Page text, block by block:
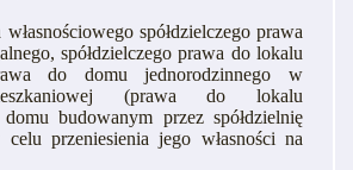
spółdzielczego prawa
spółdzielczego prawa do lokalu
do domu jednorodzinnego w
(prawa do lokalu
budowanym przez spółdzielnię
przeniesienia jego własności na